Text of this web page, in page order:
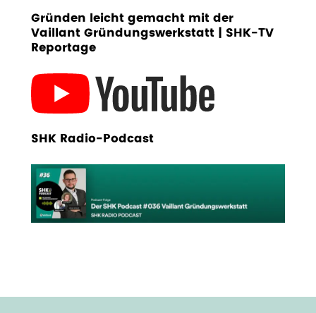
Gründen leicht gemacht mit der
Vaillant Gründungswerkstatt | SHK-TV
Reportage
SHK Radio-Podcast